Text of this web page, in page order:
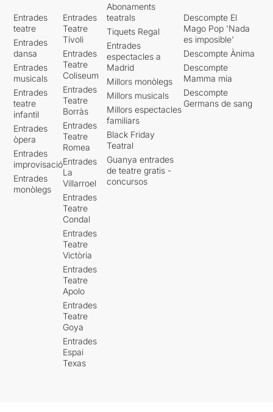
Entrades
teatre
Entrades
dansa
Entrades
musicals
Entrades
teatre
infantil
Entrades
òpera
Entrades
improvisació
Entrades
monòlegs
Entrades
Teatre
Tívoli
Entrades
Teatre
Coliseum
Entrades
Teatre
Borràs
Entrades
Teatre
Romea
Entrades
La
Villarroel
Entrades
Teatre
Condal
Entrades
Teatre
Victòria
Entrades
Teatre
Apolo
Entrades
Teatre
Goya
Entrades
Espai
Texas
Abonaments
teatrals
Tiquets Regal
Entrades
espectacles a
Madrid
Millors monòlegs
Millors musicals
Millors espectacles
familiars
Black Friday
Teatral
Guanya entrades
de teatre gratis -
concursos
Descompte El
Mago Pop 'Nada
es imposible'
Descompte Ànima
Descompte
Mamma mia
Descompte
Germans de sang